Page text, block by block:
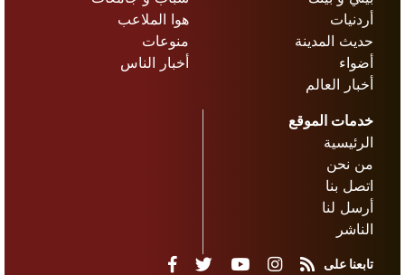
أردنيات
حديث المدينة
أضواء
أخبار العالم
هوا الملاعب
منوعات
أخبار الناس
خدمات الموقع
الرئيسية
من نحن
اتصل بنا
أرسل لنا
الناشر
تابعنا على